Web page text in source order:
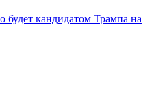
будет кандидатом Трампа на